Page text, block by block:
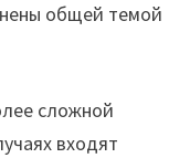
общей темой
сложной
входят